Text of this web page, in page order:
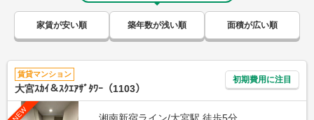
家賃が安い順 築年数が浅い順 面積が広い順
賃貸マンション
大宮ｽｶｲ＆ｽｸｴｱｻﾞﾀﾜｰ（1103）
初期費用に注目
NEW